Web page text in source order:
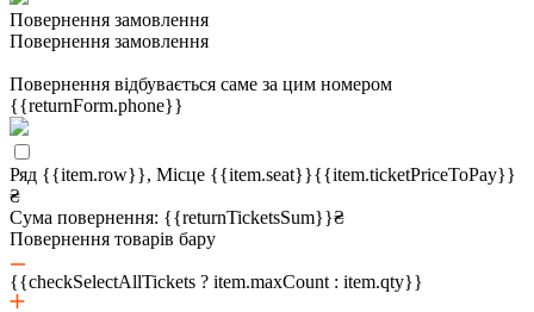
Повернення замовлення
Повернення замовлення
Повернення відбувається саме за цим номером
{{returnForm.phone}}
Ряд {{item.row}}, Місце {{item.seat}}{{item.ticketPriceToPay}}
₴
Сума повернення: {{returnTicketsSum}}₴
Повернення товарів бару
{{checkSelectAllTickets ? item.maxCount : item.qty}}